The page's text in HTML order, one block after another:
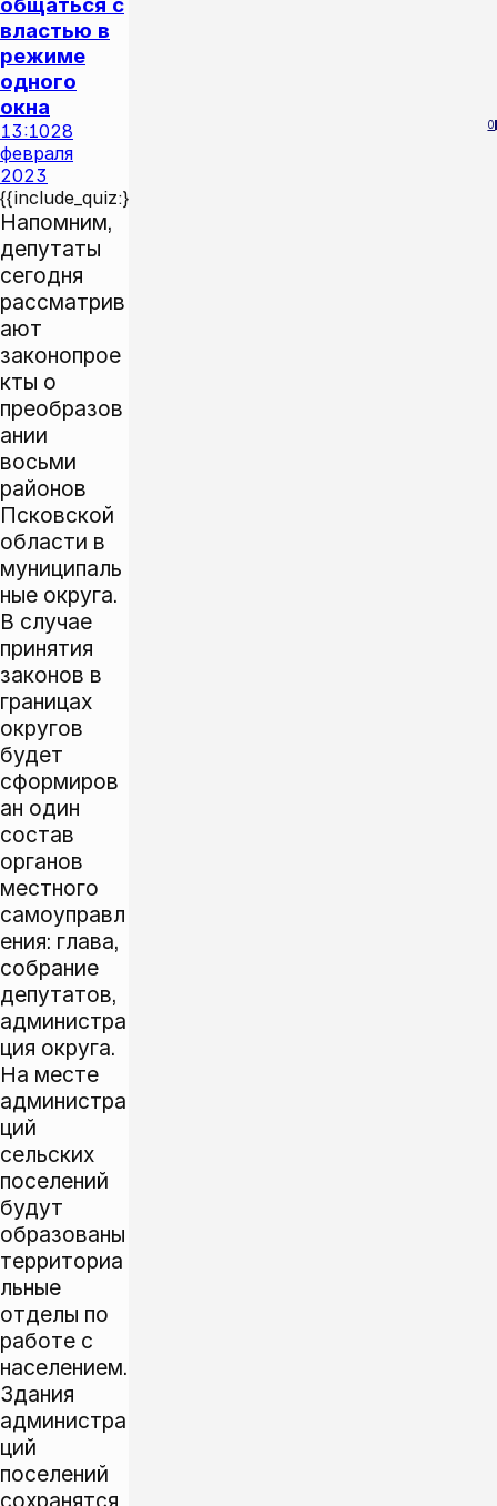
властью в
режиме
одного
окна
13:1028
февраля
2023
0
{{include_quiz:}}
Напомним,
депутаты
сегодня
рассматрив
ают
законопрое
кты о
преобразов
ании
восьми
районов
Псковской
области в
муниципаль
ные округа.
В случае
принятия
законов в
границах
округов
будет
сформиров
ан один
состав
органов
местного
самоуправл
ения: глава,
собрание
депутатов,
администра
ция округа.
На месте
администра
ций
сельских
поселений
будут
образованы
территориа
льные
отделы по
работе с
населением.
Здания
администра
ций
поселений
сохранятся